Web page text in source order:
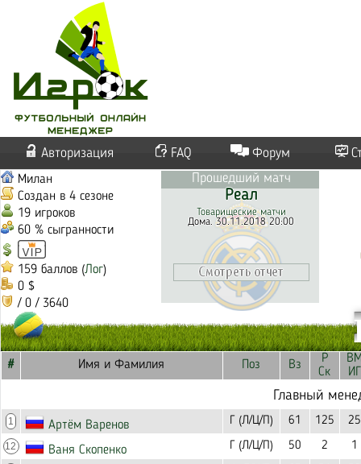
Авторизация FAQ Форум
Милан
Создан в 4 сезоне
19 игроков
60 % сыгранности
159 баллов (Лог)
0 $
/ 0 / 3640
Прошедший матч
Реал
Товарищеские матчи
Дома. 30.11.2018 20:00
# Имя и Фамилия Поз Вз
Р
Ск
ИГ
Главный
1 Артём Варенов Г (Л/Ц/П) 61 125 25
12 Ваня Скопенко Г (Л/Ц/П) 50 2 1